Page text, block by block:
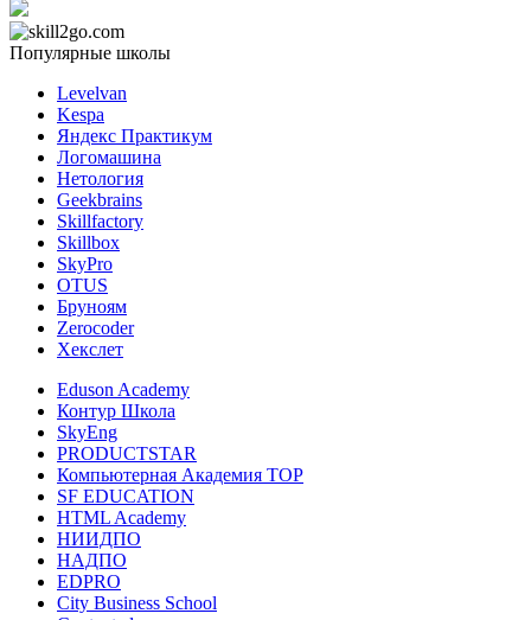
Популярные школы
Levelvan
Kespa
Яндекс Практикум
Логомашина
Нетология
Geekbrains
Skillfactory
Skillbox
SkyPro
OTUS
Бруноям
Zerocoder
Хекслет
Eduson Academy
Контур Школа
SkyEng
PRODUCTSTAR
Компьютерная Академия TOP
SF EDUCATION
HTML Academy
НИИДПО
НАДПО
EDPRO
City Business School